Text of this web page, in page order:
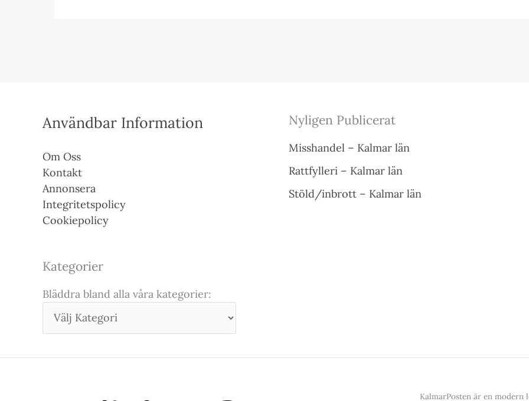
Användbar Information
Om Oss
Kontakt
Annonsera
Integritetspolicy
Cookiepolicy
Kategorier
Bläddra bland alla våra kategorier:
Nyligen Publicerat
Misshandel – Kalmar län
Rattfylleri – Kalmar län
Stöld/inbrott – Kalmar län
KalmarPosten är en modern